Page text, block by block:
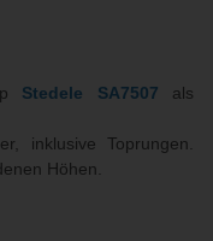
Stedele SA7507 als
inklusive Toprungen.
Höhen.